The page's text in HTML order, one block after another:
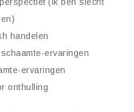
handelen
ervaringen
ervaringen
onthulling